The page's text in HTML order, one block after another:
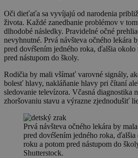
Oči dieťaťa sa vyvíjajú od narodenia
života. Každé zanedbanie problémov v
dlhodobé následky. Pravidelné očné
nevyhnutné. Prvá návšteva očného lekára
pred dovŕšením jedného roka, ďalšia
pred nástupom do školy.
Rodičia by mali všímať varovné signály,
bolesť hlavy, nakláňanie hlavy pri čítaní
sledovanie televízora. Včasná diagnostika
zhoršovaniu stavu a výrazne zjednodušiť
Prvá návšteva očného lekára by
pred dovŕšením jedného roka,
roku a potom pred nástupom do
Shutterstock.